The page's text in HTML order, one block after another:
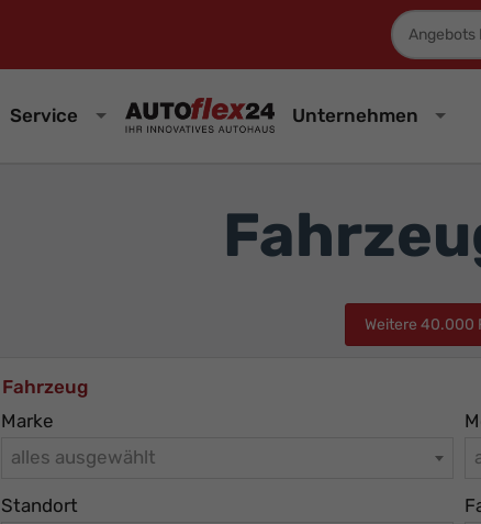
Service Unternehmen
Weitere 40.000
Fahrzeug
Marke
alles ausgewählt
Standort